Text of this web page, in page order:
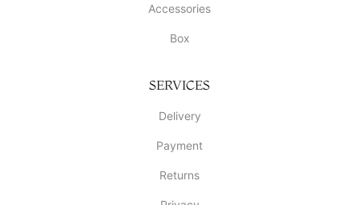
Accessories
Box
SERVICES
Delivery
Payment
Returns